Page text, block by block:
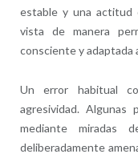
estable y una actitud
vista de manera
consciente y adaptada
Un error habitual
agresividad. Algunas
mediante miradas
deliberadamente